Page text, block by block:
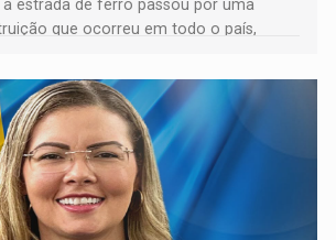
a estrada de ferro passou por uma
que ocorreu em todo o país,